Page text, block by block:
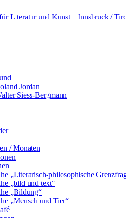
Jordan
Siess-Bergmann
/ Monaten
„Literarisch-philosophische
„bild und text“
„Bildung“
„Mensch und Tier“